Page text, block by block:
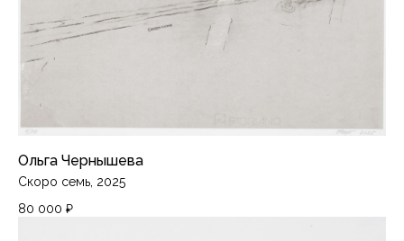
Ольга Чернышева
Скоро семь, 2025
80 000 ₽